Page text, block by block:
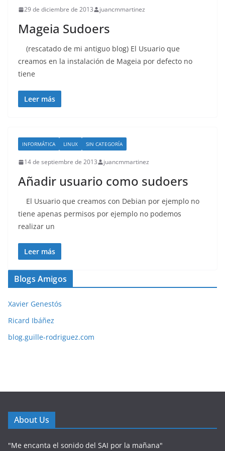
29 de diciembre de 2013 juancmmartinez
Mageia Sudoers
(rescatado de mi antiguo blog) El Usuario que
creamos en la instalación de Mageia por defecto no
tiene
Leer más
INFORMÁTICA LINUX SIN CATEGORÍA
14 de septiembre de 2013 juancmmartinez
Añadir usuario como sudoers
El Usuario que creamos con Debian por ejemplo no
tiene apenas permisos por ejemplo no podemos
realizar un
Leer más
Blogs Amigos
Xavier Genestós
Ricard Ibáñez
blog.guille-rodriguez.com
About Us
"Me encanta el sonido del SAI por la mañana"